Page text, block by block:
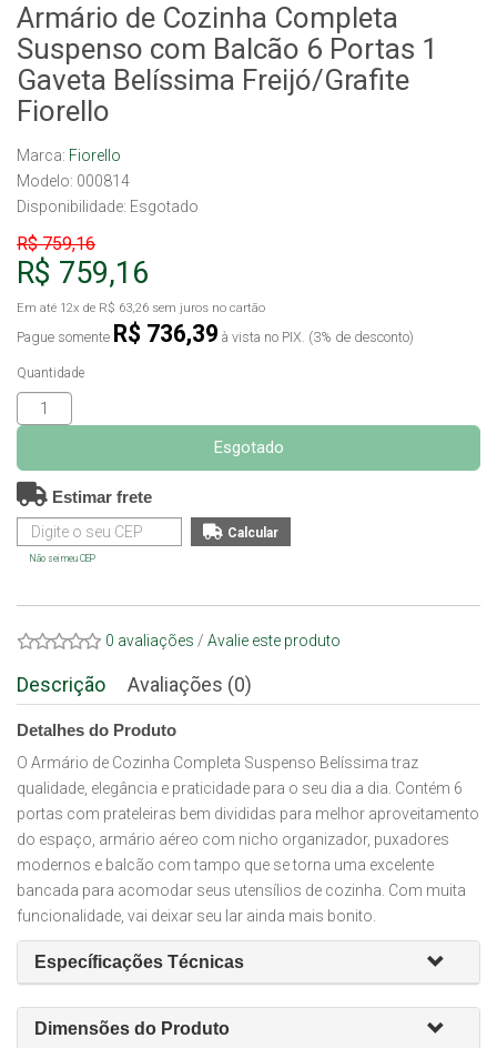
Armário de Cozinha Completa
Suspenso com Balcão 6 Portas 1
Gaveta Belíssima Freijó/Grafite
Fiorello
Marca: Fiorello
Modelo: 000814
Disponibilidade: Esgotado
R$ 759,16
R$ 759,16
Em até 12x de R$ 63,26 sem juros no cartão
Pague somente R$ 736,39 à vista no PIX. (3% de desconto)
Quantidade
Esgotado
Estimar frete
Não sei meu CEP
0 avaliações / Avalie este produto
Descrição Avaliações (0)
Detalhes do Produto
O Armário de Cozinha Completa Suspenso Belíssima traz
qualidade, elegância e praticidade para o seu dia a dia. Contém 6
portas com prateleiras bem divididas para melhor aproveitamento
do espaço, armário aéreo com nicho organizador, puxadores
modernos e balcão com tampo que se torna uma excelente
bancada para acomodar seus utensílios de cozinha. Com muita
funcionalidade, vai deixar seu lar ainda mais bonito.
Específicações Técnicas
Dimensões do Produto